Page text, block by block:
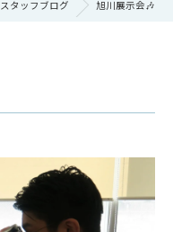
スタッフブログ 旭川展示会🎶